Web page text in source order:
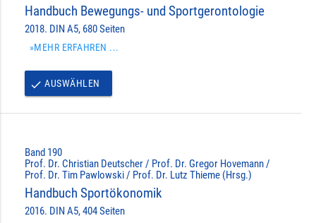
Handbuch Bewegungs- und Sportgerontologie
2018. DIN A5, 680 Seiten
»MEHR ERFAHREN ...
done AUSWÄHLEN
Band 190
Prof. Dr. Christian Deutscher / Prof. Dr. Gregor Hovemann /
Prof. Dr. Tim Pawlowski / Prof. Dr. Lutz Thieme (Hrsg.)
Handbuch Sportökonomik
2016. DIN A5, 404 Seiten